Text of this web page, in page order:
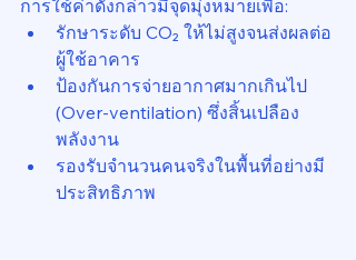
การใช้ค่าดังกล่าวมีจุดมุ่งหมายเพื่อ:
รักษาระดับ CO₂ ให้ไม่สูงจนส่งผลต่อ
ผู้ใช้อาคาร
ป้องกันการจ่ายอากาศมากเกินไป
(Over-ventilation) ซึ่งสิ้นเปลือง
พลังงาน
รองรับจำนวนคนจริงในพื้นที่อย่างมี
ประสิทธิภาพ